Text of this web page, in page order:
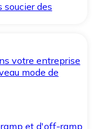
des
votre entreprise
mode de
et d'off-ramp